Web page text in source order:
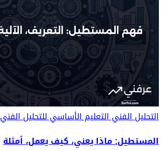
التحليل الفنيالتعليم الأساسي للتحليل الفني
المستطيل: ماذا يعني، كيف يعمل، أمثلة